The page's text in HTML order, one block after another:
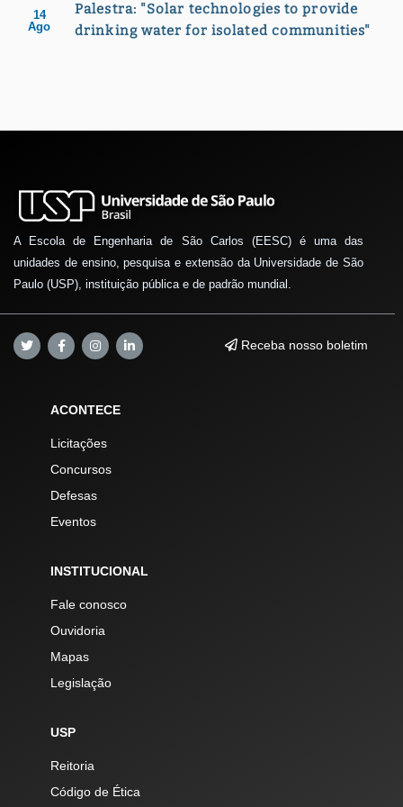
14
Ago
Palestra: "Solar technologies to provide
drinking water for isolated communities"
A Escola de Engenharia de São Carlos (EESC) é uma das
unidades de ensino, pesquisa e extensão da Universidade de São
Paulo (USP), instituição pública e de padrão mundial.
Receba nosso boletim
ACONTECE
Licitações
Concursos
Defesas
Eventos
INSTITUCIONAL
Fale conosco
Ouvidoria
Mapas
Legislação
USP
Reitoria
Código de Ética